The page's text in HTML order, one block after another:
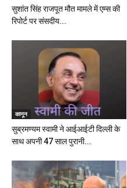
सुशांत सिंह राजपूत मौत मामले में एम्स की
रिपोर्ट पर संसदीय...
कानून
सुब्रमण्यम स्वामी ने आईआईटी दिल्ली के
साथ अपनी 47 साल पुरानी...